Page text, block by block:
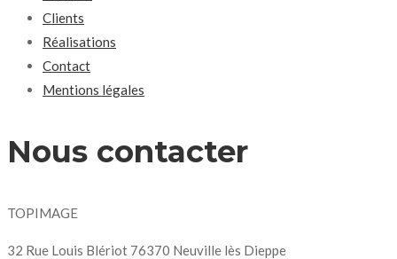
Clients
Réalisations
Contact
Mentions légales
Nous contacter
TOPIMAGE
32 Rue Louis Blériot 76370 Neuville lès Dieppe